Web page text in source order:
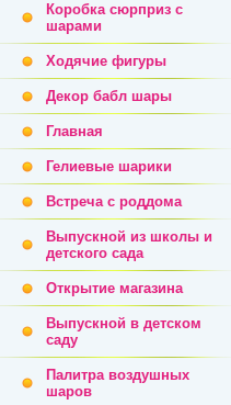
Коробка сюрприз с
шарами
Ходячие фигуры
Декор бабл шары
Главная
Гелиевые шарики
Встреча с роддома
Выпускной из школы и
детского сада
Открытие магазина
Выпускной в детском
саду
Палитра воздушных
шаров